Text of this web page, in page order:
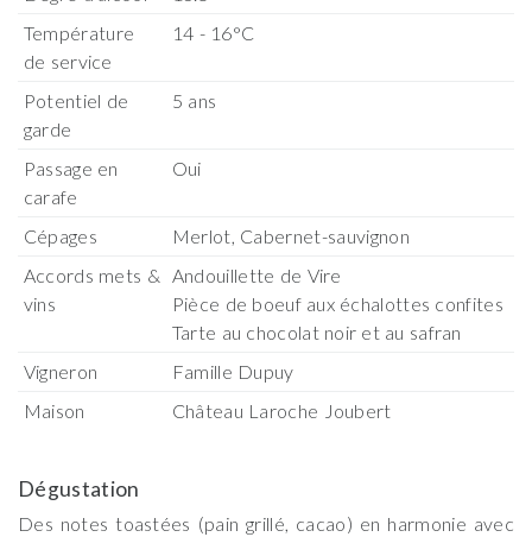
Température
de service
14 - 16°C
Potentiel de
garde
5 ans
Passage en
carafe
Oui
Cépages
Merlot, Cabernet-sauvignon
Accords mets &
vins
Andouillette de Vire
Pièce de boeuf aux échalottes confites
Tarte au chocolat noir et au safran
Vigneron
Famille Dupuy
Maison
Château Laroche Joubert
Dégustation
Des notes toastées (pain grillé, cacao) en harmonie avec